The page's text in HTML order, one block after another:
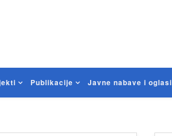
Publikacije Javne nabave i oglasi